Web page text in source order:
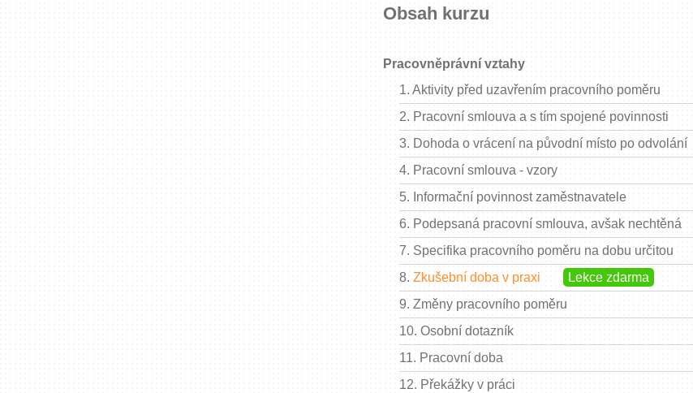
Obsah kurzu
Pracovněprávní vztahy
1. Aktivity před uzavřením pracovního poměru
2. Pracovní smlouva a s tím spojené povinnosti
3. Dohoda o vrácení na původní místo po odvolání
4. Pracovní smlouva - vzory
5. Informační povinnost zaměstnavatele
6. Podepsaná pracovní smlouva, avšak nechtěná
7. Specifika pracovního poměru na dobu určitou
8. Zkušební doba v praxi Lekce zdarma
9. Změny pracovního poměru
10. Osobní dotazník
11. Pracovní doba
12. Překážky v práci